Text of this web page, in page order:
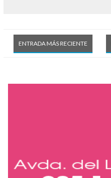
ENTRADA MÁS RECIENTE